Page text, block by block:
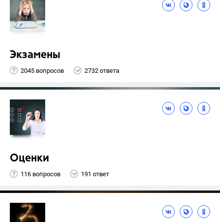
Экзамены
2045 вопросов 2732 ответа
Оценки
116 вопросов 191 ответ